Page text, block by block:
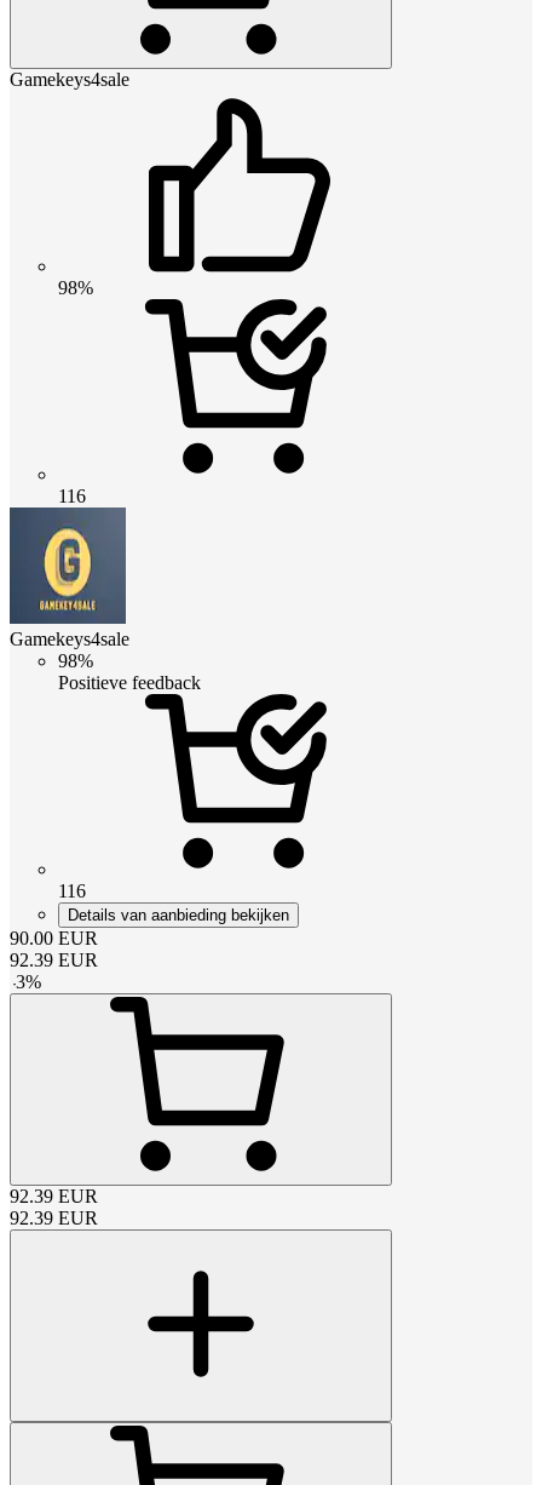
Gamekeys4sale
98%
116
Gamekeys4sale
98%
Positieve feedback
116
Details van aanbieding bekijken
90.00 EUR
92.39 EUR
-3%
92.39 EUR
92.39 EUR